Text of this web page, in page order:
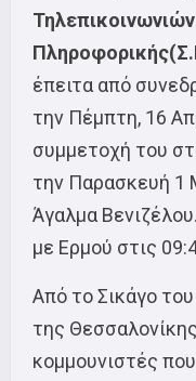
έπειτα από
την Πέμπτη, 16
συμμετοχή του
την Παρασκευή 1
Άγαλμα
με Ερμού στις
Από το Σικάγο
της
κομμουνιστές